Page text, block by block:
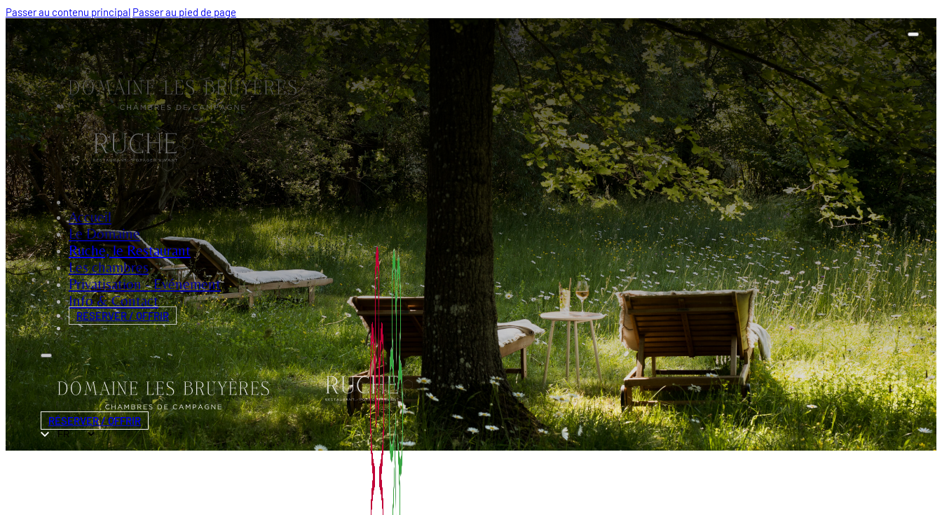
Passer au contenu principal Passer au pied de page
Accueil
Le Domaine
Ruche, le Restaurant
Les chambres
Privatisation - Evénement
Info & Contact
RÉSERVER / OFFRIR
RÉSERVER / OFFRIR